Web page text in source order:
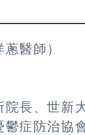
醫師）
院長、世新
鬱症防治協